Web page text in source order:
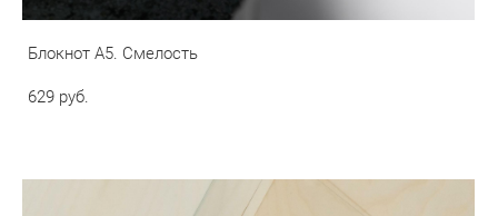
Блокнот А5. Смелость
629 pуб.